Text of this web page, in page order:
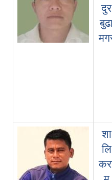
दुर
शा
लि